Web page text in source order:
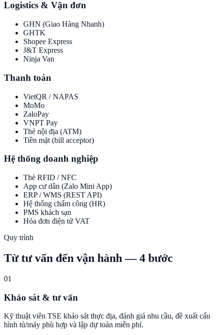
Logistics & Vận đơn
GHN (Giao Hàng Nhanh)
GHTK
Shopee Express
J&T Express
Ninja Van
Thanh toán
VietQR / NAPAS
MoMo
ZaloPay
VNPT Pay
Thẻ nội địa (ATM)
Tiền mặt (bill acceptor)
Hệ thống doanh nghiệp
Thẻ RFID / NFC
App cư dân (Zalo Mini App)
ERP / WMS (REST API)
Hệ thống chấm công (HR)
PMS khách sạn
Hóa đơn điện tử VAT
Quy trình
Từ tư vấn đến vận hành — 4 bước
01
Khảo sát & tư vấn
Kỹ thuật viên TSE khảo sát thực địa, đánh giá nhu cầu, đề xuất cấu
hình tủ/máy phù hợp và lập dự toán miễn phí.